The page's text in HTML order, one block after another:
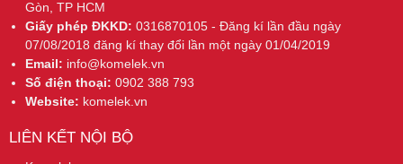
Gòn, TP HCM
Giấy phép ĐKKD: 0316870105 - Đăng kí lần đầu ngày
07/08/2018 đăng kí thay đổi lần một ngày 01/04/2019
Email: info@komelek.vn
Số điện thoại: 0902 388 793
Website: komelek.vn
LIÊN KẾT NỘI BỘ